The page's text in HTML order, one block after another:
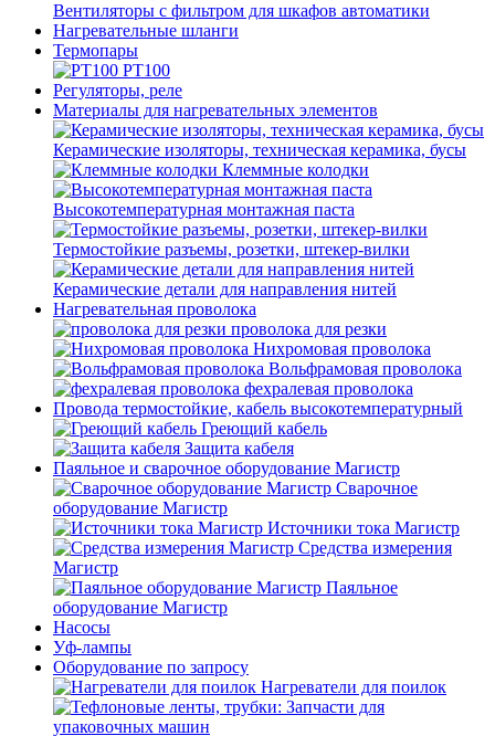
Вентиляторы с фильтром для шкафов автоматики
Нагревательные шланги
Термопары
PT100
Регуляторы, реле
Материалы для нагревательных элементов
Керамические изоляторы, техническая керамика, бусы
Клеммные колодки
Высокотемпературная монтажная паста
Термостойкие разъемы, розетки, штекер-вилки
Керамические детали для направления нитей
Нагревательная проволока
проволока для резки
Нихромовая проволока
Вольфрамовая проволока
фехралевая проволока
Провода термостойкие, кабель высокотемпературный
Греющий кабель
Защита кабеля
Паяльное и сварочное оборудование Магистр
Сварочное
оборудование Магистр
Источники тока Магистр
Средства измерения
Магистр
Паяльное
оборудование Магистр
Насосы
Уф-лампы
Оборудование по запросу
Нагреватели для поилок